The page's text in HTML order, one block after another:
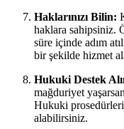
Haklarınızı Bilin:
haklara sahipsiniz.
süre içinde adım
bir şekilde hizmet
Hukuki Destek
mağduriyet
Hukuki prosedürleri
alabilirsiniz.